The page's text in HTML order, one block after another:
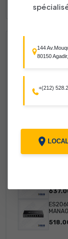
Nouveaux
TABLE
144
80150
+(212)